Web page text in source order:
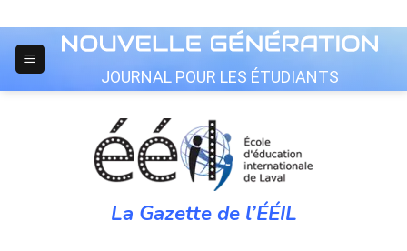
to
content
JOURNAL POUR LES ÉTUDIANTS
La Gazette de l’ÉÉIL